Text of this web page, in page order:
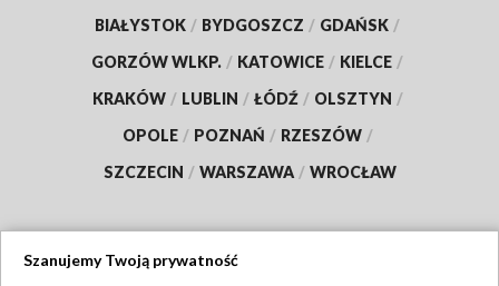
BIAŁYSTOK / BYDGOSZCZ / GDAŃSK /
GORZÓW WLKP. / KATOWICE / KIELCE /
KRAKÓW / LUBLIN / ŁÓDŹ / OLSZTYN /
OPOLE / POZNAŃ / RZESZÓW /
SZCZECIN / WARSZAWA / WROCŁAW
Szanujemy Twoją prywatność